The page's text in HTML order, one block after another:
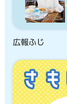
広報ふじ